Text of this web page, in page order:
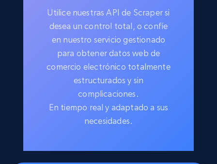
Utilice nuestras API de Scraper si
desea un control total, o confíe
en nuestro servicio gestionado
para obtener datos web de
comercio electrónico totalmente
estructurados y sin
complicaciones.
En tiempo real y adaptado a sus
necesidades.